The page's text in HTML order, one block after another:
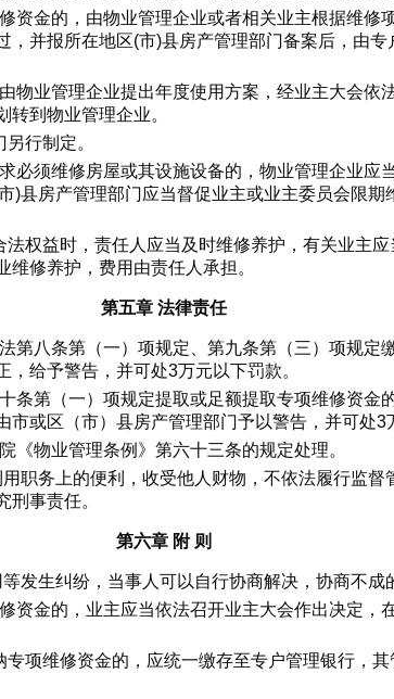
资金的，由物业管理企业或者相关业主根据维修
并报所在地区(市)县房产管理部门备案后，由
物业管理企业提出年度使用方案，经业主大会依
到物业管理企业。
行制定。
必须维修房屋或其设施设备的，物业管理企业应
)县房产管理部门应当督促业主或业主委员会限
权益时，责任人应当及时维修养护，有关业主
修养护，费用由责任人承担。
第五章 法律责任
第八条第（一）项规定、第九条第（三）项规定
给予警告，并可处3万元以下罚款。
条第（一）项规定提取或足额提取专项维修资金
或区（市）县房产管理部门予以警告，并可处3
物业管理条例》第六十三条的规定处理。
职务上的便利，收受他人财物，不依法履行监督
事责任。
第六章 附 则
发生纠纷，当事人可以自行协商解决，协商不成
资金的，业主应当依法召开业主大会作出决定，
项维修资金的，应统一缴存至专户管理银行，